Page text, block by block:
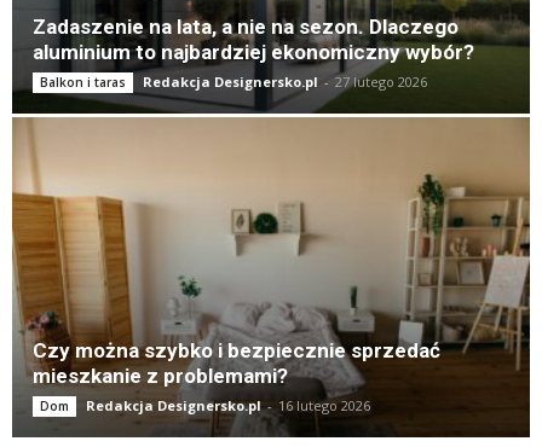
Zadaszenie na lata, a nie na sezon. Dlaczego
aluminium to najbardziej ekonomiczny wybór?
Balkon i taras Redakcja Designersko.pl - 27 lutego 2026
Czy można szybko i bezpiecznie sprzedać
mieszkanie z problemami?
Dom Redakcja Designersko.pl - 16 lutego 2026